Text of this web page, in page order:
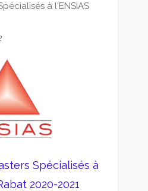
à l'ENSIAS
Spécialisés à
2020-2021